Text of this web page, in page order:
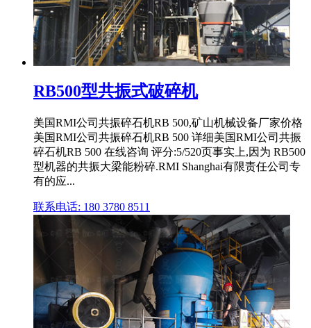
RB500型共振式破碎机
美国RMI公司共振碎石机RB 500,矿山机械设备厂家价格
美国RMI公司共振碎石机RB 500 详细美国RMI公司共振
碎石机RB 500 在线咨询 评分:5/520页事实上,因为 RB500
型机器的共振大梁能粉碎.RMI Shanghai有限责任公司专
有的应...
联系电话: 180 3780 8511